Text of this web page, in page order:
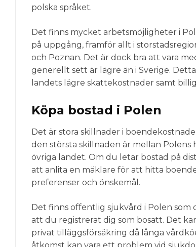
polska språket.
Det finns mycket arbetsmöjligheter i
på uppgång, framför allt i
och Poznan. Det är dock bra att vara
generellt sett är lägre än i Sverige.
landets lägre skattekostnader samt
Köpa bostad i Polen
Det är stora skillnader i
den största skillnaden är mellan Polens
övriga landet. Om du letar bostad på
att anlita en mäklare för att hitta
preferenser och önskemål.
Det finns offentlig sjukvård i Polen
att du registrerat dig som bosatt. Det
privat tilläggsförsäkring då långa